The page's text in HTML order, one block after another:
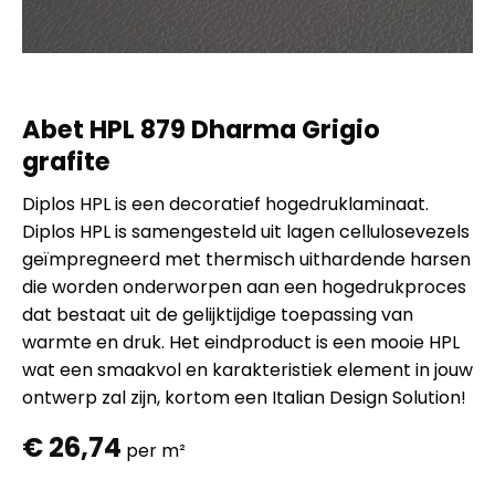
Abet HPL 879 Dharma Grigio
grafite
Diplos HPL is een decoratief hogedruklaminaat.
Diplos HPL is samengesteld uit lagen cellulosevezels
geïmpregneerd met thermisch uithardende harsen
die worden onderworpen aan een hogedrukproces
dat bestaat uit de gelijktijdige toepassing van
warmte en druk. Het eindproduct is een mooie HPL
wat een smaakvol en karakteristiek element in jouw
ontwerp zal zijn, kortom een Italian Design Solution!
€26,74 per m²